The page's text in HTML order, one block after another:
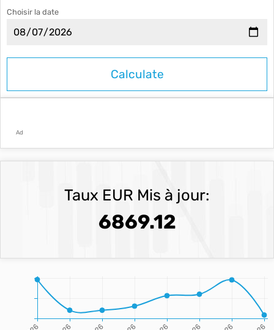
Choisir la date
Ad
Taux EUR Mis à jour:
6869.12